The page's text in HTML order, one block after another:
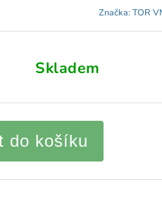
Značka:TOR
Skladem
do košíku